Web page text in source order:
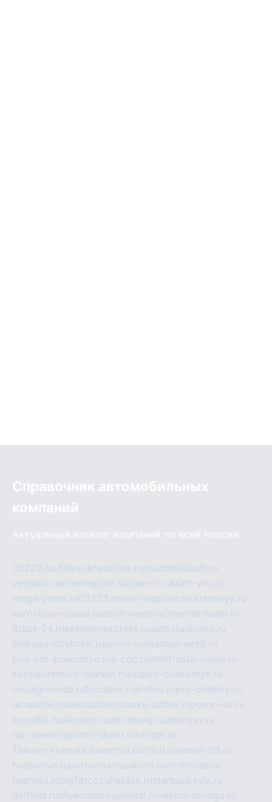
Справочник автомобильных
компаний
Актуальный каталог компаний по всей России
03223.ruufille.rukrasotata.ruprazdnikdushi.ru
veetbox.rucinemapost.ruciam-fr.rukraft-you.ru
mega-press.ru03223.ruweb-explore.ru rastenuya.ru
eurovision-russia.rustrah-news.rufreeride-team.ru
itrack-24.rusexshopexpress.ruautostudiopro.ru
alabuga-cityhotel.rupornv.ruatlantpereezd.ru
bud-em-znakomye.rua-cdc.ruelektrostal-news.ru
korolevremont-market.rubudem-znakomye.ru
oooagrosnab.rufpodaso.ruemfire.rupro-otdelky.ru
ukrasotki.ruseksuzbek.ruseks-uzbek.ruporno-vk.ru
sovratili.ruolecoon.ruvd-dosug.ruadonyev.ru
rbc-news.ruporno-skvirt.rukrospr.ru
13autor-kolonka.rusormol.ru2rich.ru hostel-65.ru
hostserve.ruporno-na-russkom.ru mishinlab.ru
neznobi.rubigfatcc.ru habble.rustarbucksvia.ru
delfinet.rusilvernano.ruelestal.ruvektor-doroga.ru